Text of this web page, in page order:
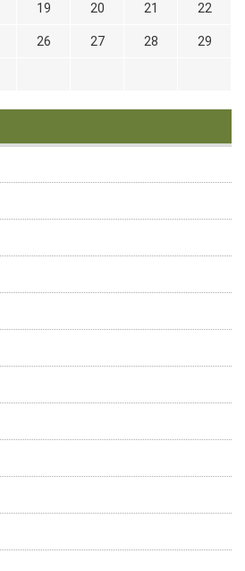
19 20 21 22
26 27 28 29